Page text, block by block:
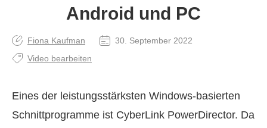
Android und PC
Fiona Kaufman
30. September 2022
Video bearbeiten
Eines der leistungsstärksten Windows‑basierten
Schnittprogramme ist CyberLink PowerDirector. Da